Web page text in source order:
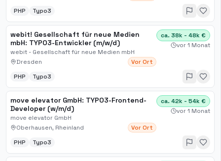
PHP Typo3
webit! Gesellschaft für neue Medien
mbH: TYPO3-Entwickler (m/w/d)
webit - Gesellschaft für neue Medien mbH
Dresden
Vor Ort
ca. 38k - 48k €
vor 1 Monat
PHP Typo3
move elevator GmbH: TYPO3-Frontend-
Developer (w/m/d)
move elevator GmbH
Oberhausen, Rheinland
Vor Ort
ca. 42k - 54k €
vor 1 Monat
PHP Typo3